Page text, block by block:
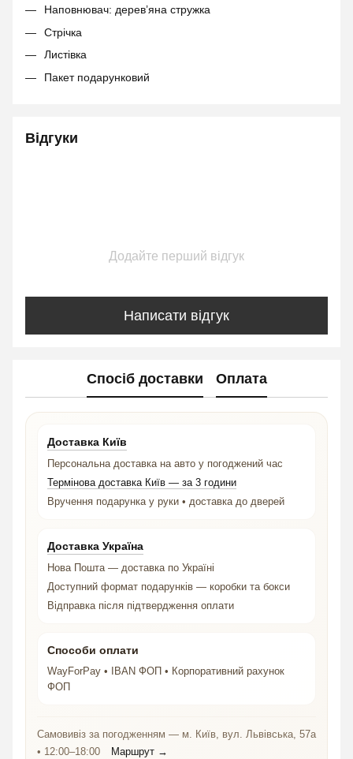
Наповнювач: дерев’яна стружка
Стрічка
Листівка
Пакет подарунковий
Відгуки
Додайте перший відгук
Написати відгук
Спосіб доставки Оплата
Доставка Київ
Персональна доставка на авто у погоджений час
Термінова доставка Київ — за 3 години
Вручення подарунка у руки • доставка до дверей
Доставка Україна
Нова Пошта — доставка по Україні
Доступний формат подарунків — коробки та бокси
Відправка після підтвердження оплати
Способи оплати
WayForPay • IBAN ФОП • Корпоративний рахунок
ФОП
Самовивіз за погодженням — м. Київ, вул. Львівська, 57а
• 12:00–18:00
Маршрут →